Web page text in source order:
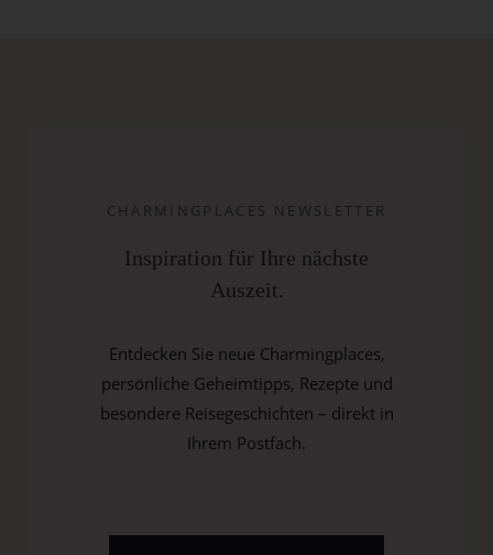
CHARMINGPLACES NEWSLETTER
Inspiration für Ihre nächste
Auszeit.
Entdecken Sie neue Charmingplaces,
persönliche Geheimtipps, Rezepte und
besondere Reisegeschichten – direkt in
Ihrem Postfach.